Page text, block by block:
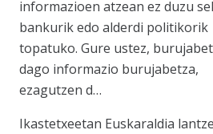
informazioen atzean ez duzu
bankurik edo alderdi politikorik
topatuko. Gure ustez,
dago informazio burujabetza,
ezagutzen d…
Ikastetxeetan Euskaraldia